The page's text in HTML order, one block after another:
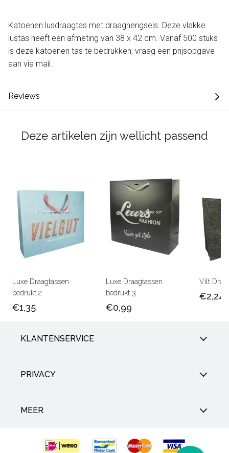
Katoenen lusdraagtas met draaghengsels. Deze vlakke
lustas heeft een afmeting van 38 x 42 cm. Vanaf 500 stuks
is deze katoenen tas te bedrukken, vraag een prijsopgave
aan via mail.
Reviews
Deze artikelen zijn wellicht passend
Luxe Draagtassen
bedrukt 2
€1,35
Luxe Draagtassen
bedrukt 3
€0,99
Vilt
€2,24
KLANTENSERVICE
PRIVACY
MEER